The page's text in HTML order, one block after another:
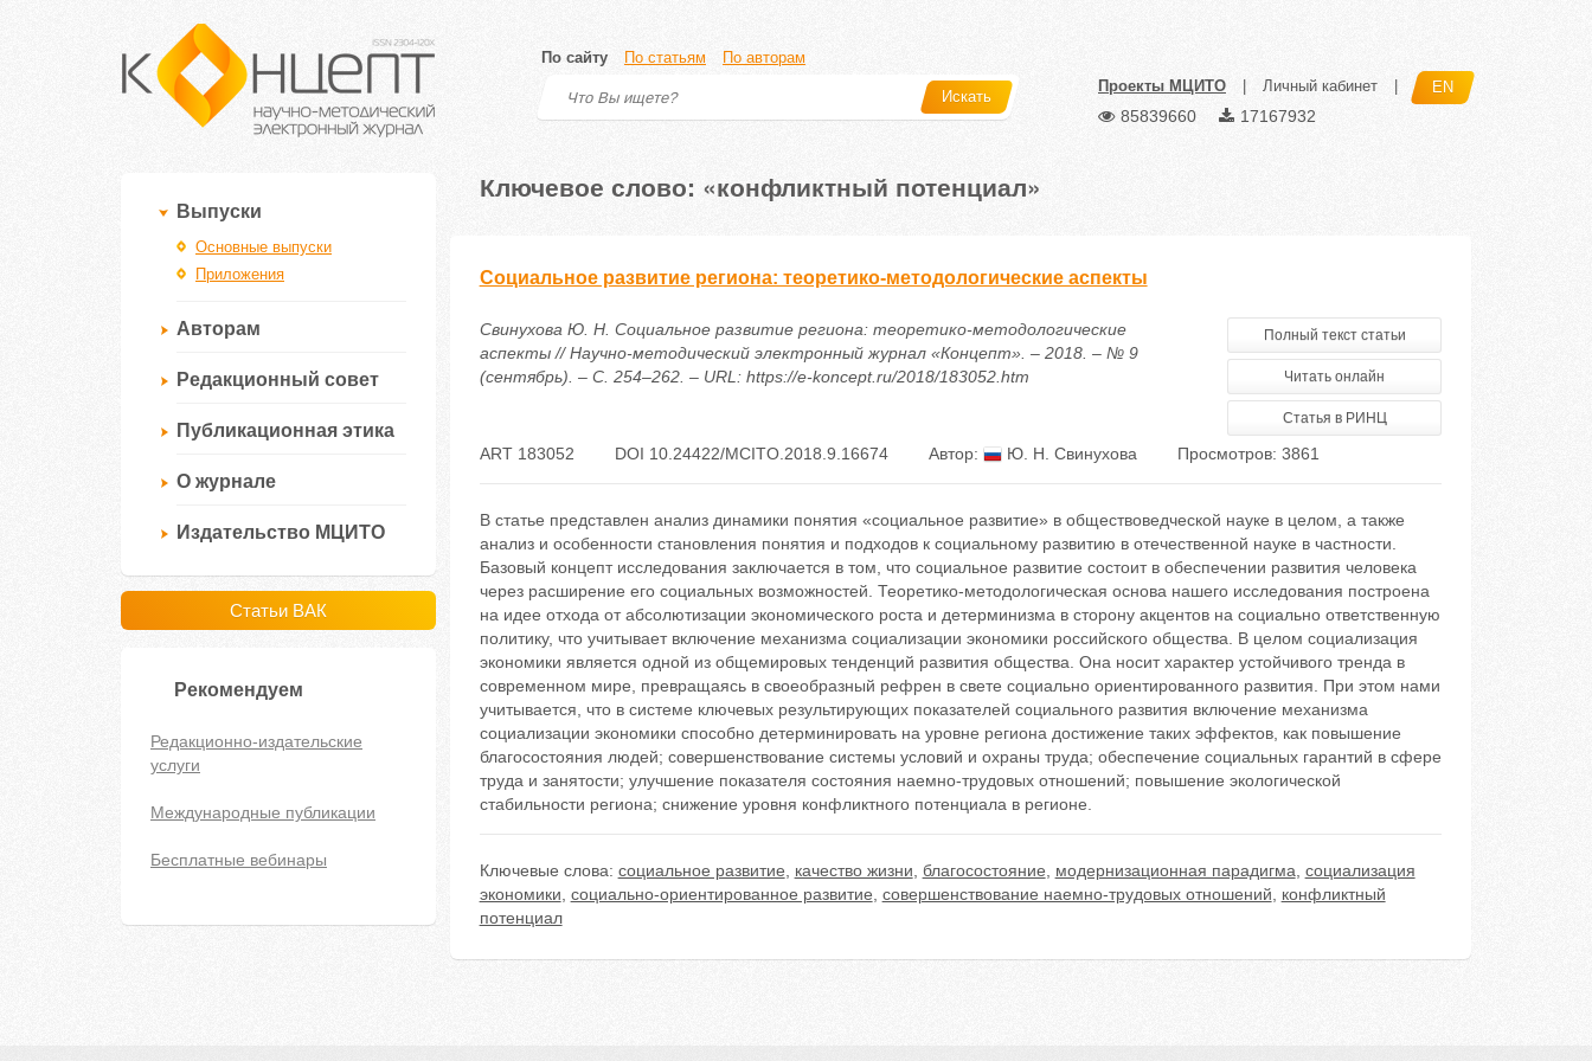
По сайту По статьям По авторам
Искать
Проекты МЦИТО Личный кабинет EN
85839660 17167932
Выпуски
Основные выпуски
Приложения
Авторам
Редакционный совет
Публикационная этика
О журнале
Издательство МЦИТО
Статьи ВАК
Рекомендуем
Редакционно-издательские
услуги
Международные публикации
Бесплатные вебинары
Ключевое слово: «конфликтный потенциал»
Социальное развитие региона: теоретико-методологические аспекты
Свинухова Ю. Н. Социальное развитие региона: теоретико-методологические
аспекты // Научно-методический электронный журнал «Концепт». – 2018. – № 9
(сентябрь). – С. 254–262. – URL: https://e-koncept.ru/2018/183052.htm
Полный текст статьи
Читать онлайн
Статья в РИНЦ
ART 183052 DOI 10.24422/MCITO.2018.9.16674 Автор: Ю. Н. Свинухова Просмотров: 3861
В статье представлен анализ динамики понятия «социальное развитие» в обществоведческой науке в целом, а также
анализ и особенности становления понятия и подходов к социальному развитию в отечественной науке в частности.
Базовый концепт исследования заключается в том, что социальное развитие состоит в обеспечении развития человека
через расширение его социальных возможностей. Теоретико-методологическая основа нашего исследования построена
на идее отхода от абсолютизации экономического роста и детерминизма в сторону акцентов на социально ответственную
политику, что учитывает включение механизма социализации экономики российского общества. В целом социализация
экономики является одной из общемировых тенденций развития общества. Она носит характер устойчивого тренда в
современном мире, превращаясь в своеобразный рефрен в свете социально ориентированного развития. При этом нами
учитывается, что в системе ключевых результирующих показателей социального развития включение механизма
социализации экономики способно детерминировать на уровне региона достижение таких эффектов, как повышение
благосостояния людей; совершенствование системы условий и охраны труда; обеспечение социальных гарантий в сфере
труда и занятости; улучшение показателя состояния наемно-трудовых отношений; повышение экологической
стабильности региона; снижение уровня конфликтного потенциала в регионе.
Ключевые слова: социальное развитие качество жизни благосостояние модернизационная парадигма социализация
экономики социально-ориентированное развитие совершенствование наемно-трудовых отношений
конфликтный
потенциал